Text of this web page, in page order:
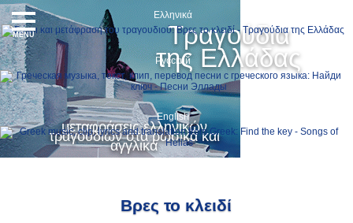
Τραγούδια
της Ελλάδας
μεταφράσεις ελληνικών
τραγουδιών στα ρωσικά και
αγγλικά
Ελληνικά
Русский
English
MENU
Βρες το κλειδί